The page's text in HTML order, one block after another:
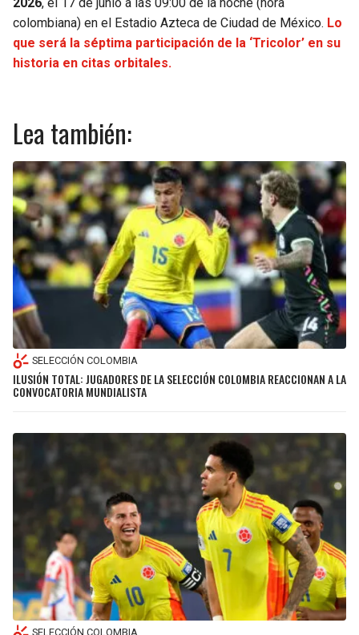
colombiana) en el Estadio Azteca de Ciudad de México. Lo
que será la séptima participación de la ‘Tricolor’ en su
historia en citas orbitales.
Lea también:
SELECCIÓN COLOMBIA
ILUSIÓN TOTAL: JUGADORES DE LA SELECCIÓN COLOMBIA REACCIONAN A LA
CONVOCATORIA MUNDIALISTA
SELECCIÓN COLOMBIA